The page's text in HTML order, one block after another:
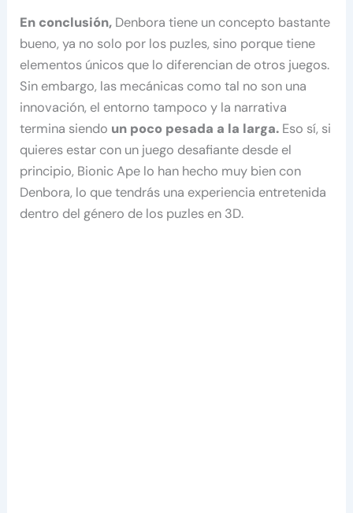
En conclusión, Denbora tiene un concepto bastante
bueno, ya no solo por los puzles, sino porque tiene
elementos únicos que lo diferencian de otros juegos.
Sin embargo, las mecánicas como tal no son una
innovación, el entorno tampoco y la narrativa
termina siendo un poco pesada a la larga. Eso sí, si
quieres estar con un juego desafiante desde el
principio, Bionic Ape lo han hecho muy bien con
Denbora, lo que tendrás una experiencia entretenida
dentro del género de los puzles en 3D.